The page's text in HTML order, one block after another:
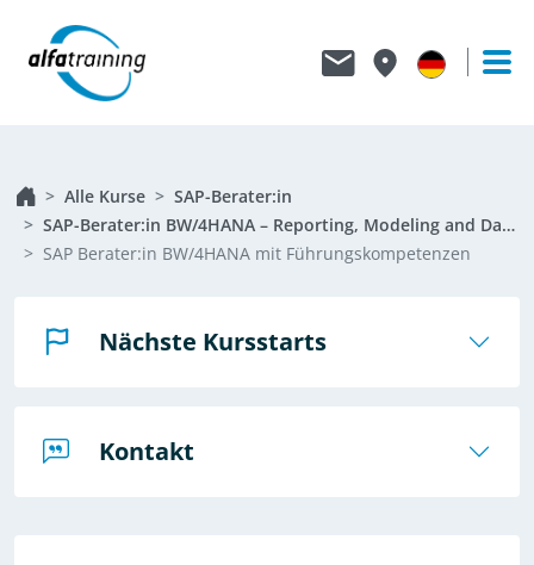
Alle Kurse
SAP-Berater:in
SAP-Berater:in BW/4HANA – Reporting, Modeling and Data Acquisition
SAP Berater:in BW/4HANA mit Führungskompetenzen
Nächste Kursstarts
Kontakt